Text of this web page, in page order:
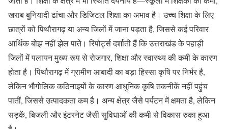
खराब बुनियादी ढांचा और डिजिटल शिक्षा का अभाव है। उच्च शिक्षा के लिए
छात्रों को पिथौरागढ़ या अन्य जिलों में जाना पड़ता है, जिससे कई परिवार
आर्थिक बोझ नहीं झेल पाते। रिपोर्ट्स दर्शाती हैं कि उत्तराखंड के पहाड़ी
जिलों में पलायन मुख्य रूप से रोजगार, शिक्षा और स्वास्थ्य की कमी के कारण
होता है। पिथौरागढ़ में ग्रामीण आबादी का बड़ा हिस्सा कृषि पर निर्भर है,
लेकिन भौगोलिक कठिनाइयों के कारण आधुनिक कृषि तकनीकें नहीं पहुंच
पातीं, जिससे उत्पादकता कम है। अन्य क्षेत्र जैसे पर्यटन में क्षमता है, लेकिन
सड़कें, बिजली और इंटरनेट जैसी सुविधाओं की कमी से विकास रुका हुआ